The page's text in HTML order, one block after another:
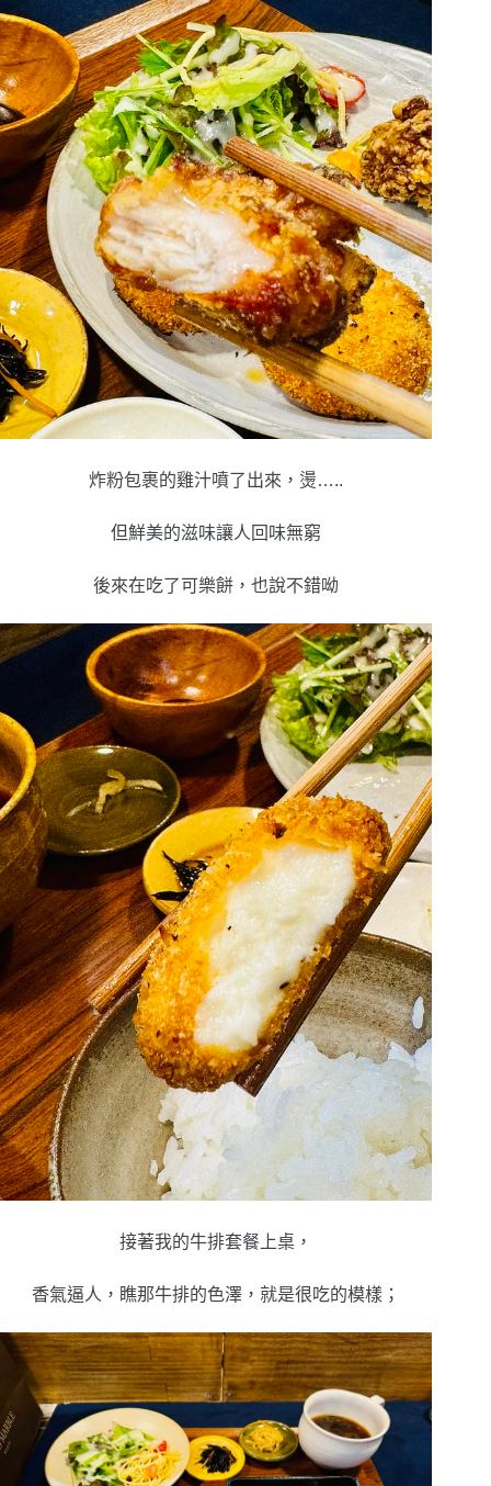
炸粉包裹的雞汁噴了出來，燙…..
但鮮美的滋味讓人回味無窮
後來在吃了可樂餅，也說不錯呦
接著我的牛排套餐上桌，
香氣逼人，瞧那牛排的色澤，就是很吃的模樣；